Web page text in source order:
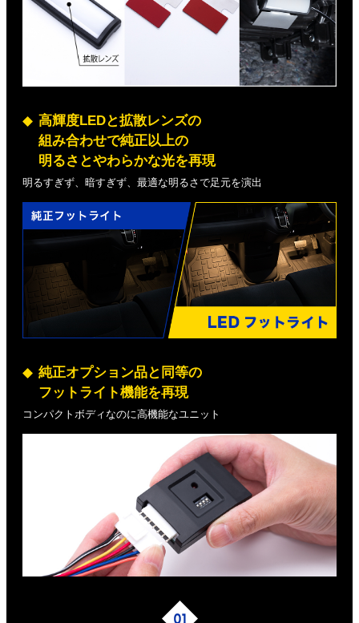
高輝度LEDと拡散レンズの
組み合わせで純正以上の
明るさとやわらかな光を再現
明るすぎず、暗すぎず、最適な明るさで足元を演出
純正オプション品と同等の
フットライト機能を再現
コンパクトボディなのに高機能なユニット